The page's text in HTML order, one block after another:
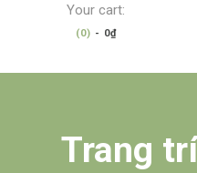
Your cart:
(0) - 0₫
Trang